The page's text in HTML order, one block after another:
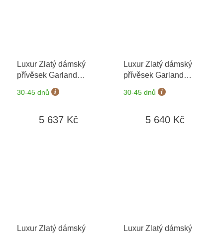
Luxur Zlatý dámský
přívěsek Garland
6620368-0-0-1
možnost výměny do 90
30-45 dnů
5 637 Kč
Luxur Zlatý dámský
přívěsek Garland
6620368-0-0-40
možnost výměny do 90
30-45 dnů
5 640 Kč
Luxur Zlatý dámský
Luxur Zlatý dámský